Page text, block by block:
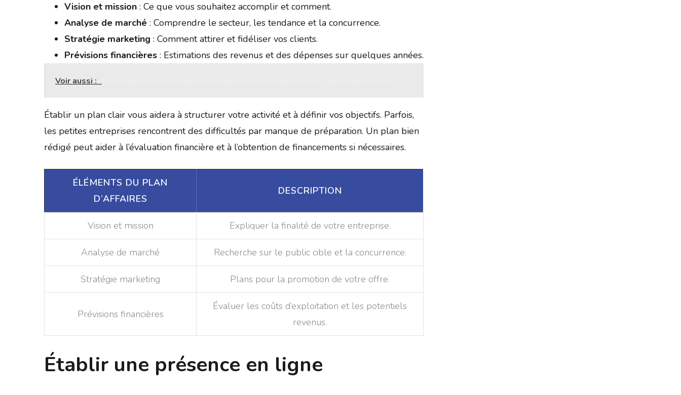
Vision et mission : Ce que vous souhaitez accomplir et comment.
Analyse de marché : Comprendre le secteur, les tendance et la concurrence.
Stratégie marketing : Comment attirer et fidéliser vos clients.
Prévisions financières : Estimations des revenus et des dépenses sur quelques années.
Voir aussi :
Établir un plan clair vous aidera à structurer votre activité et à définir vos objectifs. Parfois,
les petites entreprises rencontrent des difficultés par manque de préparation. Un plan bien
rédigé peut aider à l’évaluation financière et à l’obtention de financements si nécessaires.
ÉLÉMENTS DU PLAN
D’AFFAIRES
DESCRIPTION
Vision et mission Expliquer la finalité de votre entreprise.
Analyse de marché Recherche sur le public cible et la concurrence.
Stratégie marketing Plans pour la promotion de votre offre.
Prévisions financières
Évaluer les coûts d’exploitation et les potentiels
revenus.
Établir une présence en ligne